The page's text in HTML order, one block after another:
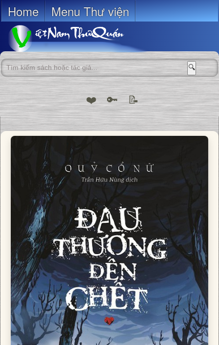
Home Menu Thư viện
🔍
❤️ 🔑 📝